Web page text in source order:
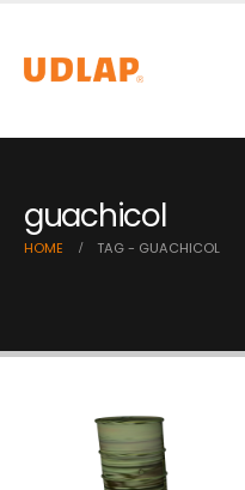
guachicol
HOME TAG - GUACHICOL